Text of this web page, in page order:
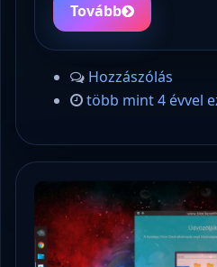
Tovább
Hozzászólás
több mint 4 évvel